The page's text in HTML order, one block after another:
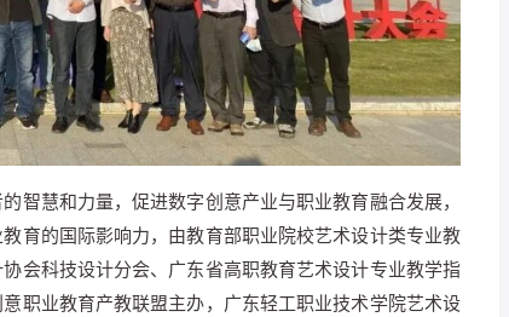
智慧和力量，促进数字创意产业与职业教育融合发展，
育的国际影响力，由教育部职业院校艺术设计类专业教
会科技设计分会、广东省高职教育艺术设计专业教学指
职业教育产教联盟主办，广东轻工职业技术学院艺术设